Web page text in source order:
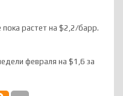
пока растет на $2,2/барр.
февраля на $1,6 за